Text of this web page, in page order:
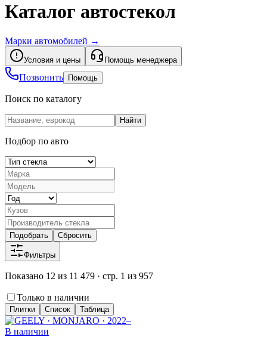
Каталог автостекол
Марки автомобилей →
Условия и цены Помощь менеджера
Позвонить Помощь
Поиск по каталогу
Найти
Подбор по авто
Подобрать Сбросить
Фильтры
Показано 12 из 11 479 · стр. 1 из 957
Только в наличии
Плитки Список Таблица
В наличии